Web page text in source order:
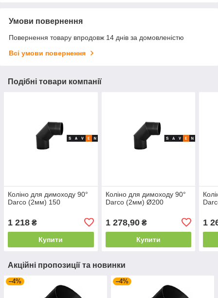
Умови повернення
Повернення товару впродовж 14 днів за домовленістю
Всі умови повернення
Подібні товари компанії
Коліно для димоходу 90°
Darco (2мм) 150
1 218 ₴
Купити
Коліно для димоходу 90°
Darco (2мм) Ø200
1 278,90₴
Купити
1
Акційні пропозиції та новинки
–4% –4%